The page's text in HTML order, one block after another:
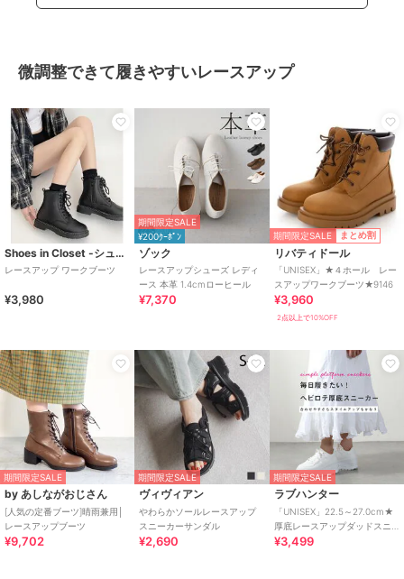
微調整できて履きやすいレースアップ
Shoes in Closet -シュークロ-
レースアップ ワークブーツ
¥3,980
期間限定SALE
¥200ｸｰﾎﾟﾝ
ゾック
レースアップシューズ レディ
ース 本革 1.4cmローヒール
¥7,370
期間限定SALE まとめ割
リバティドール
「UNISEX」★４ホール レー
スアップワークブーツ★9146
¥3,960
2点以上で10%OFF
期間限定SALE
by あしながおじさん
[人気の定番ブーツ]晴雨兼用│
レースアップブーツ
¥9,702
期間限定SALE
ヴィヴィアン
やわらかソールレースアップ
スニーカーサンダル
¥2,690
期間限定SALE
ラブハンター
「UNISEX」22.5～27.0cm★
厚底レースアップダッドスニ
ーカー★1650
¥3,499